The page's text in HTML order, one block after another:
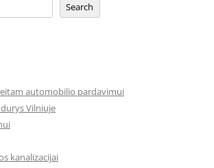
Search
automobilio pardavimui
Vilniuje
kanalizacijai